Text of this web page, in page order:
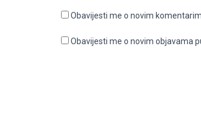
Obavijesti me o novim
Obavijesti me o novim objavama